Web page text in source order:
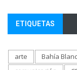
ETIQUETAS
arte Bahía